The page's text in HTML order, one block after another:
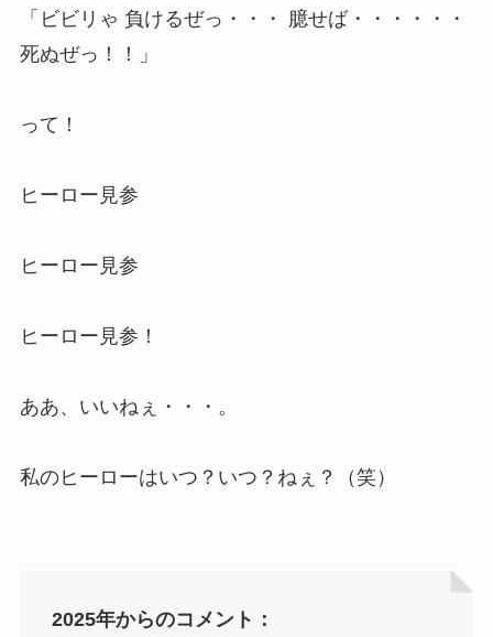
「ビビリゃ 負けるぜっ・・・ 臆せば・・・・・・
死ぬぜっ！！」
って！
ヒーロー見参
ヒーロー見参
ヒーロー見参！
ああ、いいねぇ・・・。
私のヒーローはいつ？いつ？ねぇ？（笑）
2025年からのコメント：